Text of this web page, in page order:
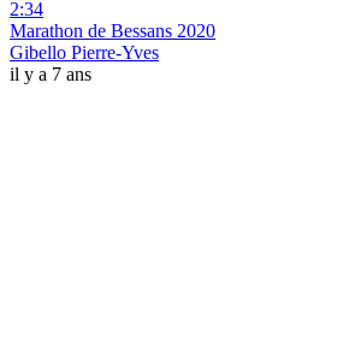
2:34
Marathon de Bessans 2020
Gibello Pierre-Yves
il y a 7 ans